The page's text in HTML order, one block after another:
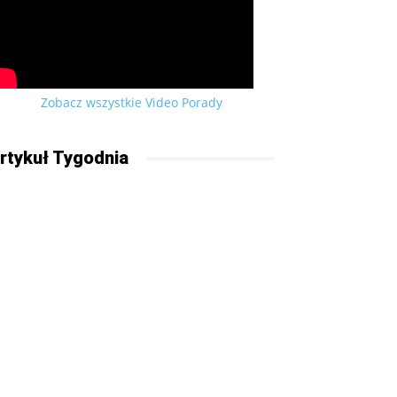
Zobacz wszystkie Video Porady
Tygodnia